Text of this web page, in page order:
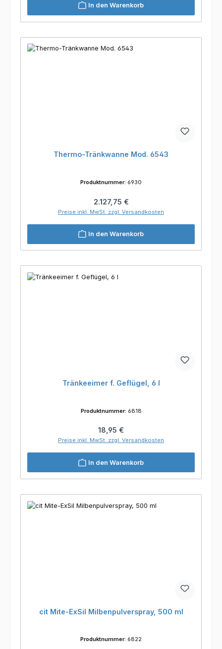
In den Warenkorb
Thermo-Tränkwanne Mod. 6543
Produktnummer: 6930
Regulärer Preis:
2.127,75 €
Preise inkl. MwSt. zzgl. Versandkosten
In den Warenkorb
Tränkeeimer f. Geflügel, 6 l
Produktnummer: 6818
Regulärer Preis:
18,95 €
Preise inkl. MwSt. zzgl. Versandkosten
In den Warenkorb
cit Mite-ExSil Milbenpulverspray, 500 ml
Produktnummer: 6822